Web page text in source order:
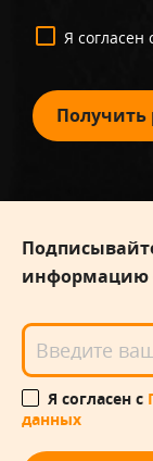
Я согласен
Получить
информацию
Я согласен с
данных